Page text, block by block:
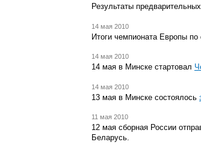
Результаты
14 мая 2010
Итоги чемпионата Европы по
14 мая 2010
14 мая в Минске стартовал
14 мая 2010
13 мая в Минске состоялось
11 мая 2010
12 мая сборная России
Беларусь.